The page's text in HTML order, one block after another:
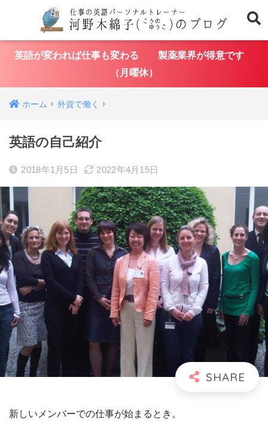
英語が変われば仕事も変わる 製薬業界が得意です
（月曜休）
ホーム 外資で働く
英語の自己紹介
2018年1月5日 2022年4月15日
新しいメンバーでの仕事が始まるとき。